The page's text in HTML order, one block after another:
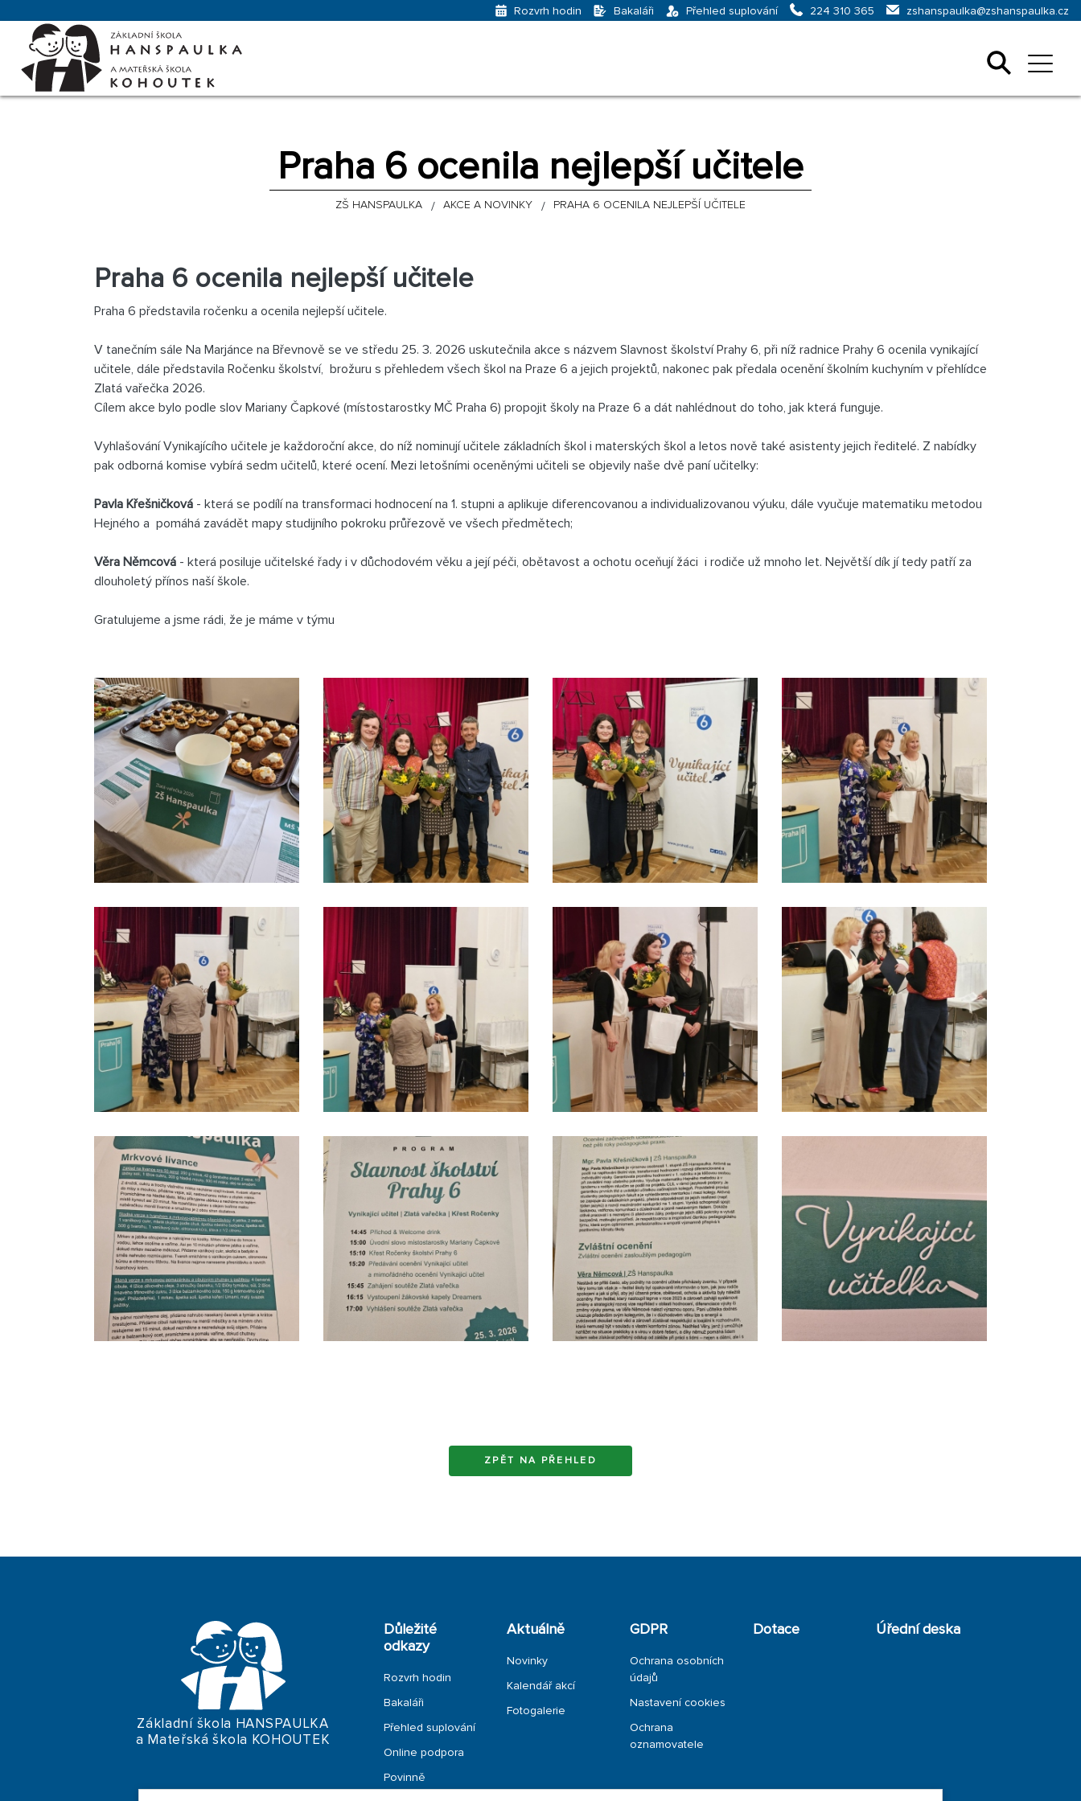
Rozvrh hodin Bakaláři Přehled suplování 224 310 365 zshanspaulka@zshanspaulka.cz
Praha 6 ocenila nejlepší učitele
ZŠ HANSPAULKA AKCE A NOVINKY PRAHA 6 OCENILA NEJLEPŠÍ UČITELE
Praha 6 ocenila nejlepší učitele
Praha 6 představila ročenku a ocenila nejlepší učitele.
V tanečním sále Na Marjánce na Břevnově se ve středu 25. 3. 2026 uskutečnila akce s názvem Slavnost školství Prahy 6, při níž radnice Prahy 6 ocenila vynikající
učitele, dále představila Ročenku školství, brožuru s přehledem všech škol na Praze 6 a jejich projektů, nakonec pak předala ocenění školním kuchyním v přehlídce
Zlatá vařečka 2026.
Cílem akce bylo podle slov Mariany Čapkové (místostarostky MČ Praha 6) propojit školy na Praze 6 a dát nahlédnout do toho, jak která funguje.
Vyhlašování Vynikajícího učitele je každoroční akce, do níž nominují učitele základních škol i materských škol a letos nově také asistenty jejich ředitelé. Z nabídky
pak odborná komise vybírá sedm učitelů, které ocení. Mezi letošními oceněnými učiteli se objevily naše dvě paní učitelky:
Pavla Křešničková - která se podílí na transformaci hodnocení na 1. stupni a aplikuje diferencovanou a individualizovanou výuku, dále vyučuje matematiku metodou
Hejného a pomáhá zavádět mapy studijního pokroku průřezově ve všech předmětech;
Věra Němcová - která posiluje učitelské řady i v důchodovém věku a její péči, obětavost a ochotu oceňují žáci i rodiče už mnoho let. Největší dík jí tedy patří za
dlouholetý přínos naší škole.
Gratulujeme a jsme rádi, že je máme v týmu
ZPĚT NA PŘEHLED
Základní škola HANSPAULKA
a Mateřská škola KOHOUTEK
Důležité
odkazy
Rozvrh hodin
Bakaláři
Přehled suplování
Online podpora
Povinně
zveřejňované
Aktuálně
Novinky
Kalendář akcí
Fotogalerie
GDPR
Ochrana osobních
údajů
Nastavení cookies
Ochrana
oznamovatele
Dotace Úřední deska